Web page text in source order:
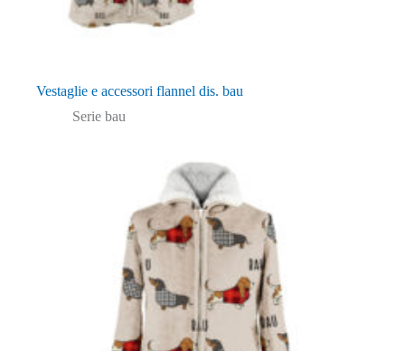
Vestaglie e accessori flannel dis. bau
Serie bau